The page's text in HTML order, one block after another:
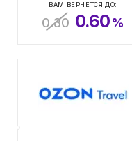
ВАМ ВЕРНЕТСЯ ДО:
0.30 0.60%